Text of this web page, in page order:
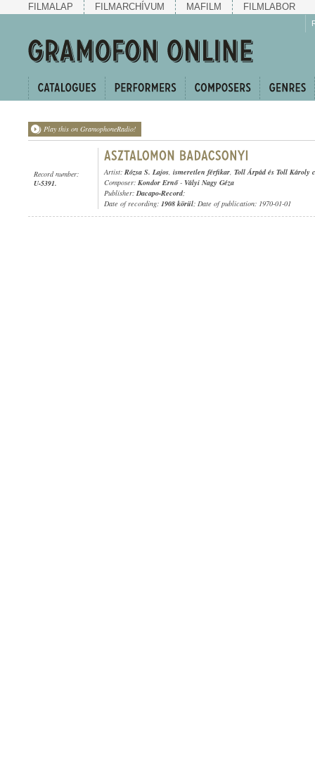
FILMALAP FILMARCHÍVUM MAFILM FILMLABOR
Play this on GramophoneRadio!
Record number:
U-5391.
Artist: Rózsa S. Lajos, ismeretlen férfikar, Toll Árpád és Toll Károly
Composer: Kondor Ernő- Vályi Nagy Géza
Publisher:Dacapo-Record;
Date of recording: 1908 körül; Date of publication: 1970-01-01